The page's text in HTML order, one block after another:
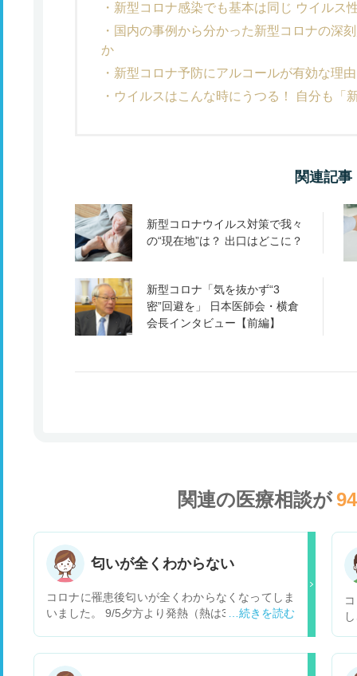
新型コロナ感染でも基本は同じ ウイルス
国内の事例から分かった新型コロナの深
か
新型コロナ予防にアルコールが有効な理
ウイルスはこんな時にうつる！ 自分も「
関連記事
新型コロナウイルス対策で我々
の“現在地”は？ 出口はどこに？
新型コロナ「気を抜かず“3
密”回避を」 日本医師会・横倉
会長インタビュー【前編】
関連の医療相談が
匂いが全くわからない
コロナに罹患後匂いが全くわからなくなってしま
いました。 9/5夕方より発熱（熱は3日くらいで平